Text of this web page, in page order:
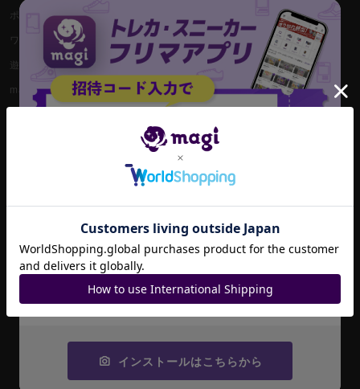
遊戯王ラッシュデュエル
ポケカ（未開封BOX）
遊戯王（未開封BOX）
遊戯王（未開封パック）
デュエル・マスターズ
マジック：ザ・ギャザリング
ヴァイスシュヴァルツ
ポケカ専門magi通販
ワンピース専門magi通販
遊戯王専門magi通販
magiマガジン
magi公式X
magi秋葉原店公式X
magi新宿西口店公式X
magi秋葉原ラジオ会館店公式X
magi大阪なんばマルイ店公式X
magi名古屋PARCO店公式X
magi大阪日本橋店公式X
magi秋葉原店 別館公式X
magi大宮マルイ店公式X
magi柏モディ店公式X
magi横浜西口店公式X
magi八王子オクトーレ店公式X
magi京都河原町店公式X
招待コード
JA9XS8
コピーする
インストールはこちらから